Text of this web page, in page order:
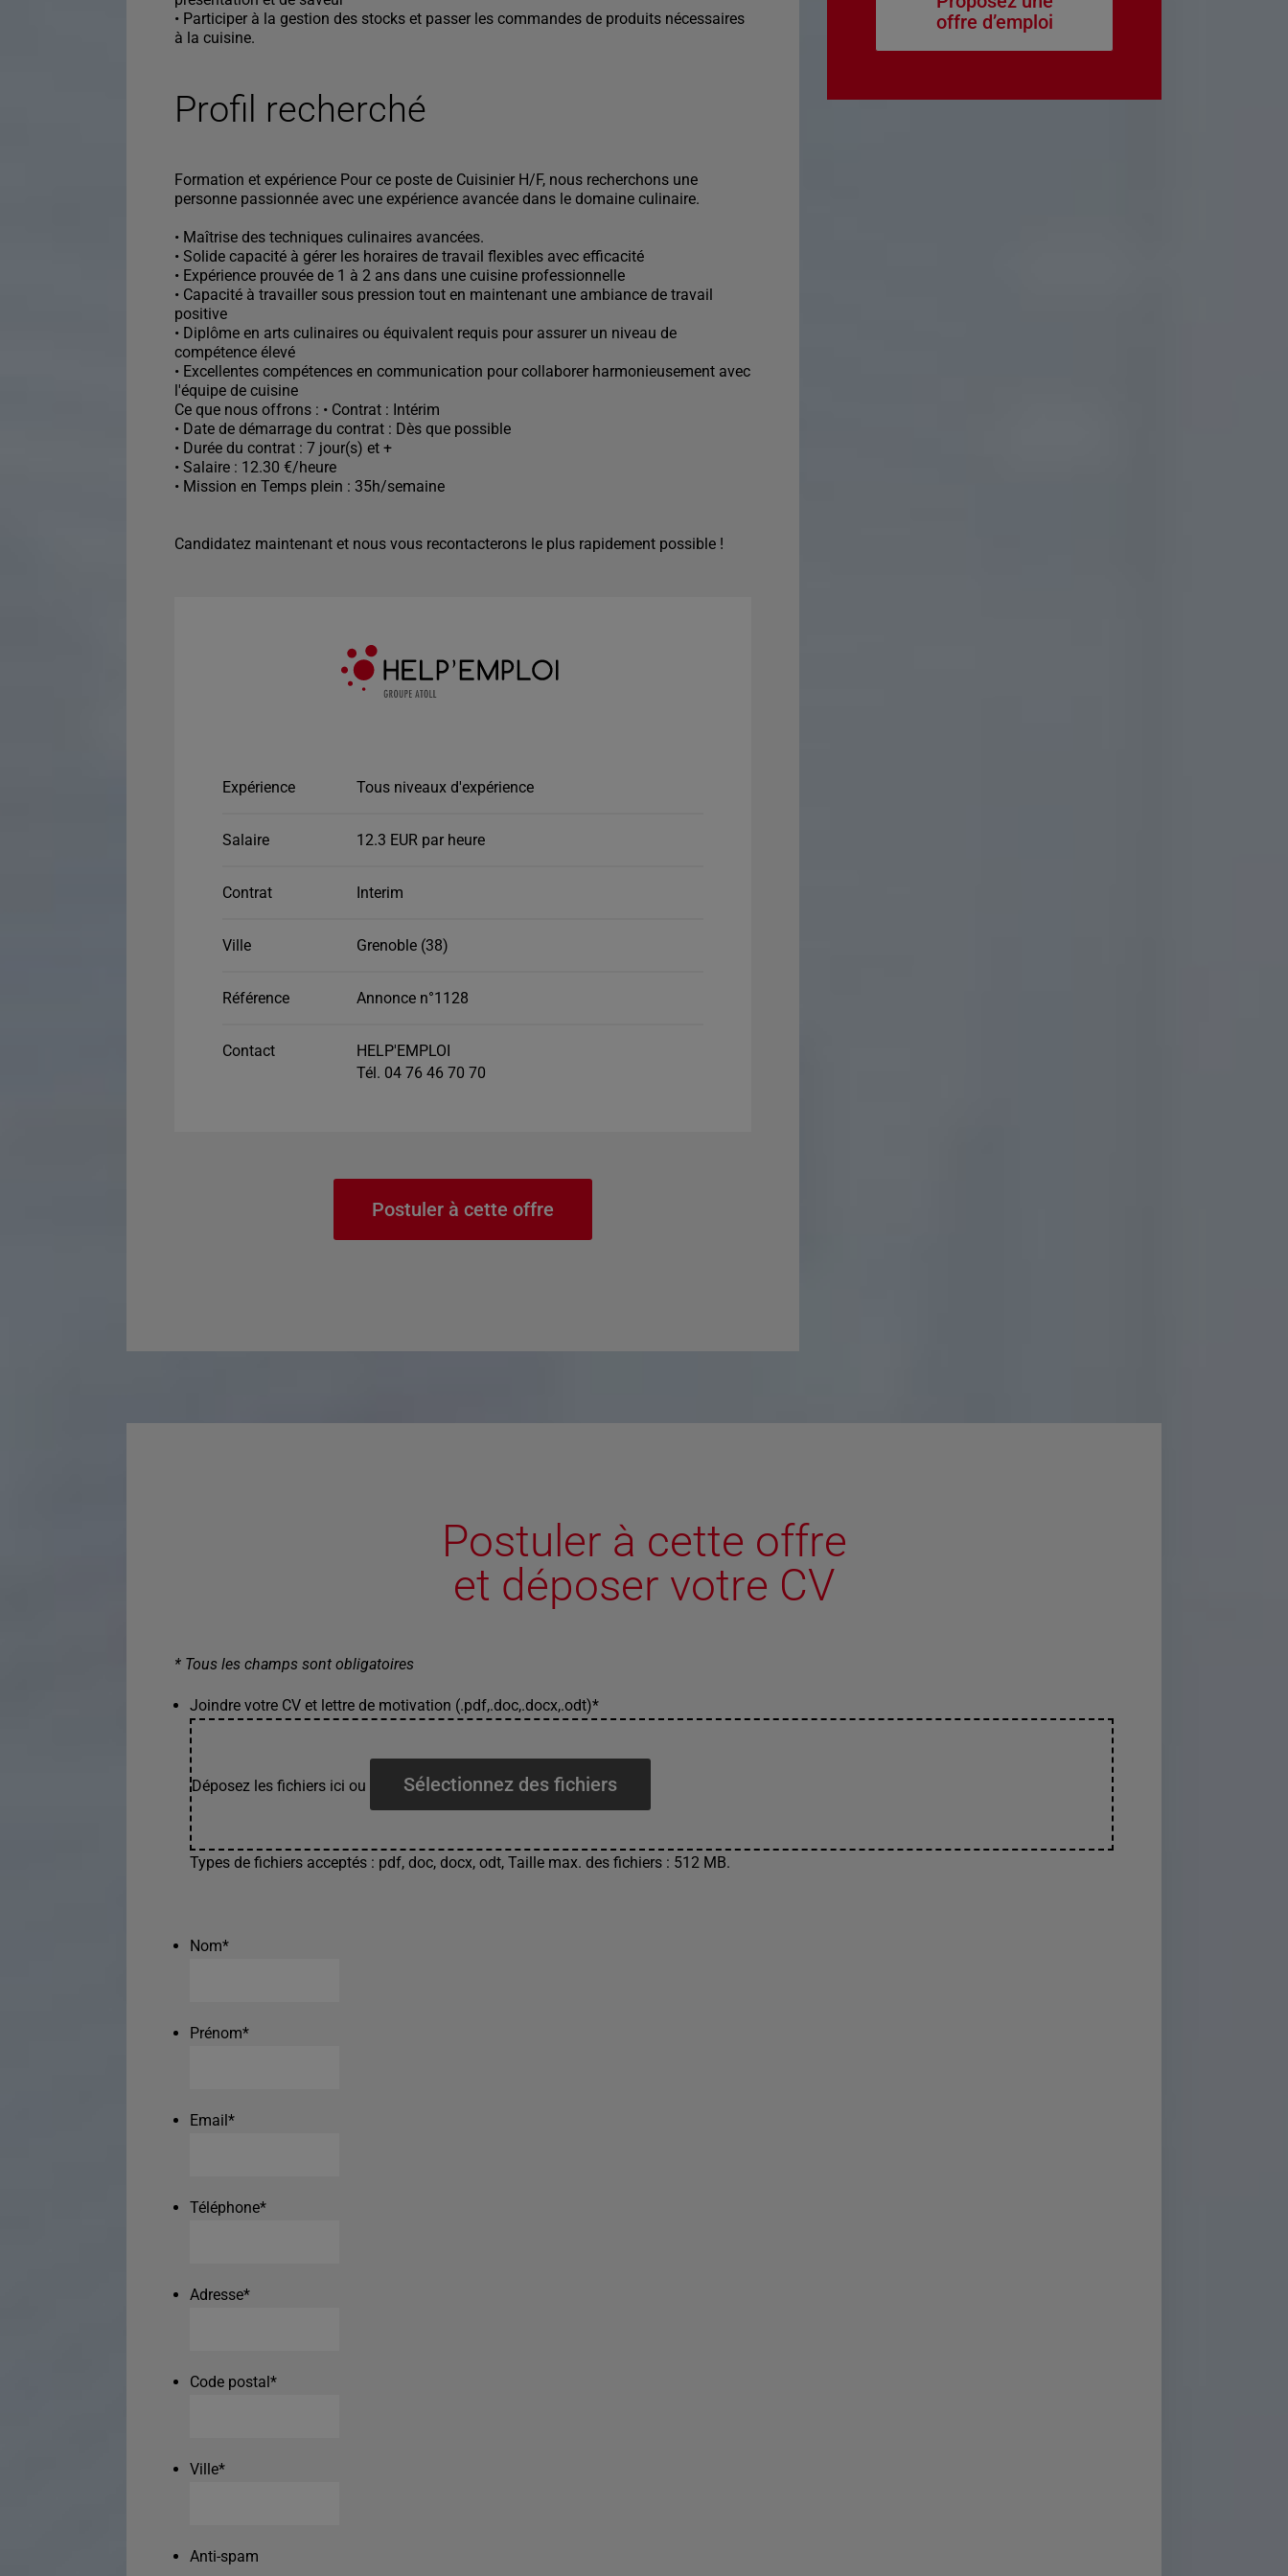
• Participer à la gestion des stocks et passer les commandes de produits nécessaires
à la cuisine.
Profil recherché
Formation et expérience Pour ce poste de Cuisinier H/F, nous recherchons une
personne passionnée avec une expérience avancée dans le domaine culinaire.
• Maîtrise des techniques culinaires avancées.
• Solide capacité à gérer les horaires de travail flexibles avec efficacité
• Expérience prouvée de 1 à 2 ans dans une cuisine professionnelle
• Capacité à travailler sous pression tout en maintenant une ambiance de travail
positive
• Diplôme en arts culinaires ou équivalent requis pour assurer un niveau de
compétence élevé
• Excellentes compétences en communication pour collaborer harmonieusement avec
l'équipe de cuisine
Ce que nous offrons : • Contrat : Intérim
• Date de démarrage du contrat : Dès que possible
• Durée du contrat : 7 jour(s) et +
• Salaire : 12.30 €/heure
• Mission en Temps plein : 35h/semaine
Candidatez maintenant et nous vous recontacterons le plus rapidement possible !
Expérience Tous niveaux d'expérience
Salaire 12.3 EUR par heure
Contrat Interim
Ville Grenoble (38)
Référence Annonce n°1128
Contact
HELP'EMPLOI
Tél. 04 76 46 70 70
Postuler à cette offre
offre d’emploi
Postuler à cette offre
et déposer votre CV
* Tous les champs sont obligatoires
Joindre votre CV et lettre de motivation (.pdf,.doc,.docx,.odt)*
Déposez les fichiers ici ou Sélectionnez des fichiers
Types de fichiers acceptés : pdf, doc, docx, odt, Taille max. des fichiers : 512 MB.
Nom*
Prénom*
Email*
Téléphone*
Adresse*
Code postal*
Ville*
Anti-spam